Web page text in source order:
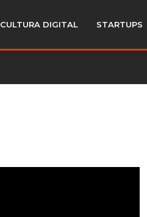
CULTURA DIGITAL STARTUPS